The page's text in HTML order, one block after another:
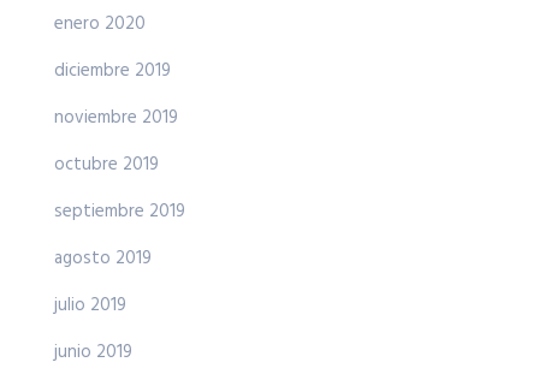
enero 2020
diciembre 2019
noviembre 2019
octubre 2019
septiembre 2019
agosto 2019
julio 2019
junio 2019